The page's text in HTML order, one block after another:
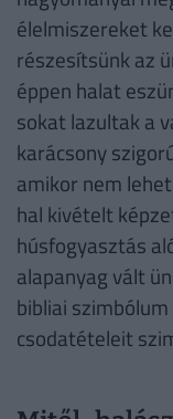
élelmiszereket
részesítsünk az
éppen halat
sokat lazultak a
karácsony
amikor nem
hal kivételt
húsfogyasztás
alapanyag vált
bibliai
csodatételeit